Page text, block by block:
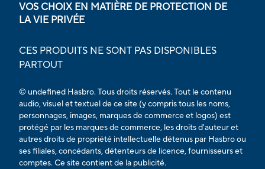
VOS CHOIX EN MATIÈRE DE PROTECTION DE
LA VIE PRIVÉE
CES PRODUITS NE SONT PAS DISPONIBLES
PARTOUT
© undefined Hasbro. Tous droits réservés. Tout le contenu
audio, visuel et textuel de ce site (y compris tous les noms,
personnages, images, marques de commerce et logos) est
protégé par les marques de commerce, les droits d'auteur et
autres droits de propriété intellectuelle détenus par Hasbro ou
ses filiales, concédants, détenteurs de licence, fournisseurs et
comptes. Ce site contient de la publicité.